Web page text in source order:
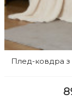
Плед-ковдра з